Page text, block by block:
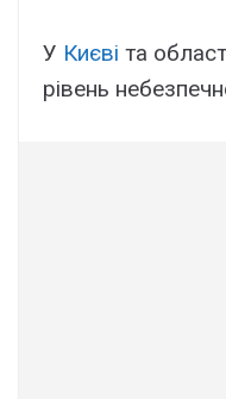
У Києві та
рівень